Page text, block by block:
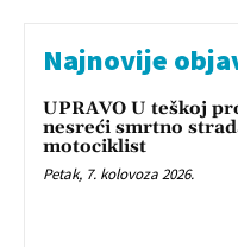
Najnovije
UPRAVO U teškoj
nesreći smrtno
motociklist
Petak, 7. kolovoza 2026.